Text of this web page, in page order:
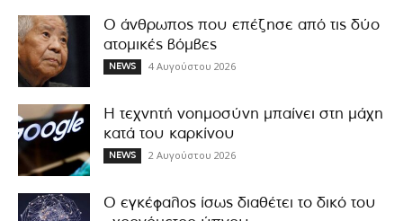
Ο άνθρωπος που επέζησε από τις δύο
ατομικές βόμβες
NEWS 4 Αυγούστου 2026
Η τεχνητή νοημοσύνη μπαίνει στη μάχη
κατά του καρκίνου
NEWS 2 Αυγούστου 2026
Ο εγκέφαλος ίσως διαθέτει το δικό του